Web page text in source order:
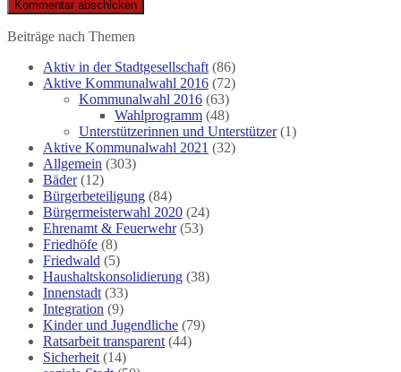
Beiträge nach Themen
Aktiv in der Stadtgesellschaft (86)
Aktive Kommunalwahl 2016 (72)
Kommunalwahl 2016 (63)
Wahlprogramm (48)
Unterstützerinnen und Unterstützer(1)
Aktive Kommunalwahl 2021 (32)
Allgemein (303)
Bäder(12)
Bürgerbeteiligung (84)
Bürgermeisterwahl 2020 (24)
Ehrenamt & Feuerwehr(53)
Friedhöfe (8)
Friedwald (5)
Haushaltskonsolidierung (38)
Innenstadt (33)
Integration (9)
Kinder und Jugendliche (79)
Ratsarbeit transparent (44)
Sicherheit (14)